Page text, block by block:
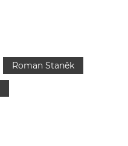
Roman Staněk